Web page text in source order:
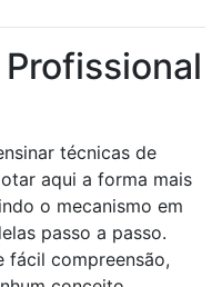
técnicas de
aqui a forma mais
o mecanismo em
passo a passo.
fácil compreensão,